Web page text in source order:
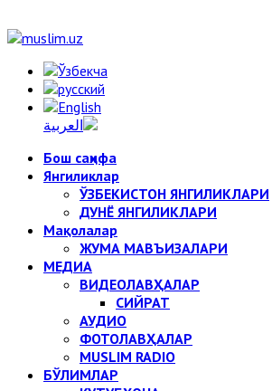
Бош саҳифа
Янгиликлар
ЎЗБЕКИСТОН ЯНГИЛИКЛАРИ
ДУНЁ ЯНГИЛИКЛАРИ
Мақолалар
ЖУМА МАВЪИЗАЛАРИ
МЕДИА
ВИДЕОЛАВҲАЛАР
СИЙРАТ
АУДИО
ФОТОЛАВҲАЛАР
MUSLIM RADIO
БЎЛИМЛАР